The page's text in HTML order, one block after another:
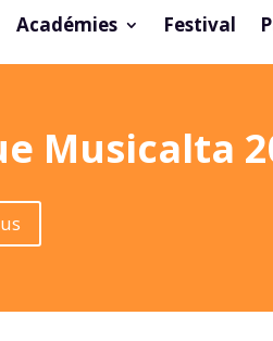
Académies Festival
Musicalta